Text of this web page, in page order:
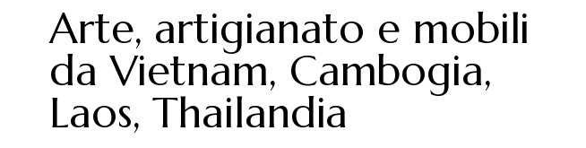
Arte, artigianato e mobili
da Vietnam, Cambogia,
Laos, Thailandia